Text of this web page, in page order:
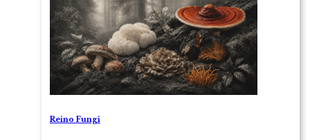
Reino Fungi